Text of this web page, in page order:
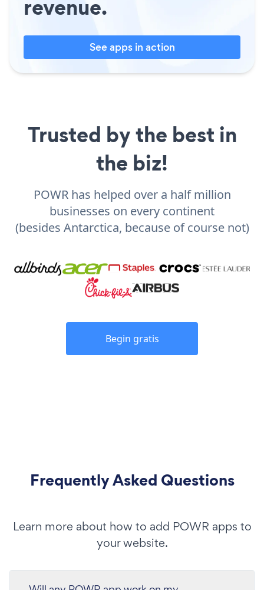
revenue.
See apps in action
Trusted by the best in
the biz!
POWR has helped over a half million
businesses on every continent
(besides Antarctica, because of course not)
Begin gratis
Frequently Asked Questions
Learn more about how to add POWR apps to
your website.